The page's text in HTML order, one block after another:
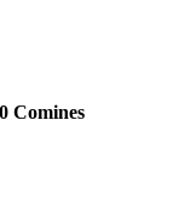
Comines